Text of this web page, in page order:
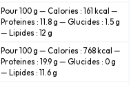
Pour 100 g — Calories : 161 kcal —
Proteines : 11.8 g — Glucides : 1.5 g
— Lipides : 12 g
Pour 100 g — Calories : 768 kcal —
Proteines : 19.9 g — Glucides : 0 g
— Lipides : 11.6 g